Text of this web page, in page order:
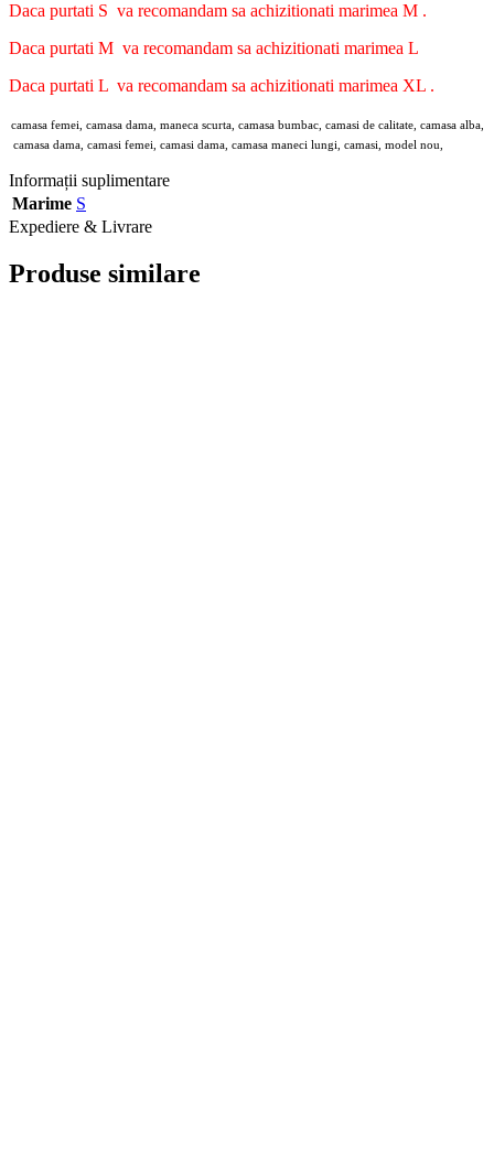
Daca purtati S va recomandam sa achizitionati marimea M .
Daca purtati M va recomandam sa achizitionati marimea L
Daca purtati L va recomandam sa achizitionati marimea XL .
camasa femei, camasa dama, maneca scurta, camasa bumbac, camasi de calitate, camasa alba,
camasa dama, camasi femei, camasi dama, camasa maneci lungi, camasi, model nou,
Informații suplimentare
Marime S
Expediere & Livrare
Produse similare